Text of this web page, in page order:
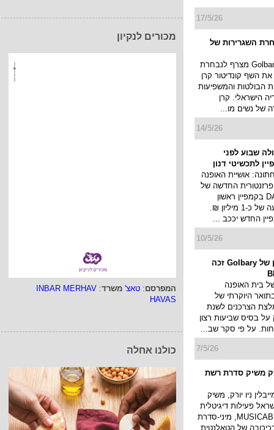
מכורים לנקיון
המפרסם: טאצ' משרד:
INBAR MERHAV
HAVAS
כולנו אחלה
יוצאת לראשונה
ודיגיטל רחב היקף
גורדוניה זכרון יעקב,
על רכס הכרמל
17/5/26
פסולת
פסולת אלקטרונית
עולה עם קמפיין ב-12, ב-13 ובכל
חוצות במעל מאה
ועד הדרום. ...
לוי בקמפיין
פעולה בקמפיין
החדש למסלולי ה-MAX G5 של
תיעדוף ברשת
הומי אדם.
מסלול ייעודי
השגרירות של
בית האופנה Golbary מצרף לנבחרת
השף קונדיטור קרן
הישראלי. קרן
של נשים מו...